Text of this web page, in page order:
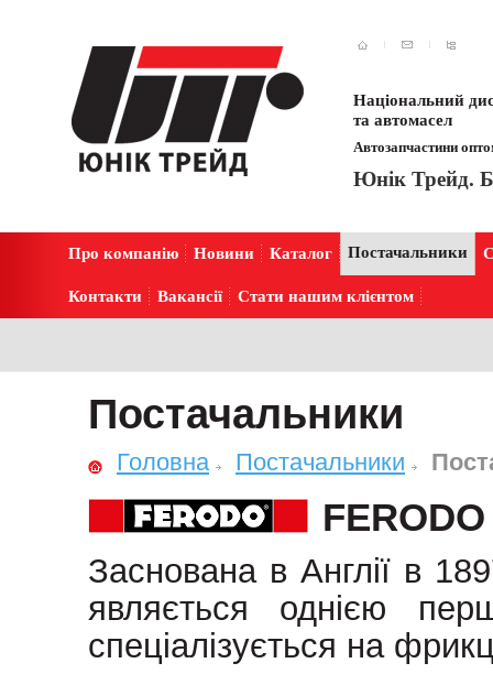
Національний
та автомасел
Автозапчастини
Юнік Трейд.
Про компанію Новини Каталог Постачальники
Контакти Вакансії Стати нашим клієнтом
Постачальники
Головна Постачальники
FERODO
Заснована в Англії в
являється однією
спеціалізується на